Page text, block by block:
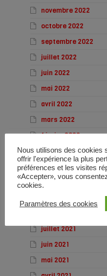
novembre 2022
octobre 2022
septembre 2022
juillet 2022
juin 2022
mai 2022
avril 2022
mars 2022
février 2022
janvier 2022
décembre 2021
novembre 2021
juillet 2021
juin 2021
mai 2021
Nous utilisons des cookies
offrir l'expérience la plus
préférences et les visites
«Accepter», vous
cookies.
Paramètres des cookies